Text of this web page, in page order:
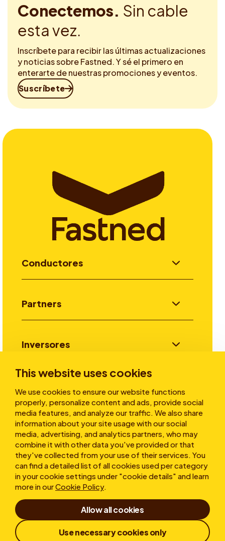
This website uses cookies
We use cookies to ensure our website functions
properly, personalize content and ads, provide social
media features, and analyze our traffic. We also share
information about your site usage with our social
media, advertising, and analytics partners, who may
combine it with other data you've provided or that
they've collected from your use of their services. You
can find a detailed list of all cookies used per category
in your cookie settings under "cookie details" and learn
more in ourCookie Policy.
Allow all cookies
Use necessary cookies only
Conectemos. Sin cable
esta vez.
Inscríbete para recibir las últimas actualizaciones
y noticias sobre Fastned. Y sé el primero en
enterarte de nuestras promociones y eventos.
Suscríbete
Conductores
Partners
Inversores
Sobre nosotros
Condicions d'ús
Declaración de Confidencialidad Cookies